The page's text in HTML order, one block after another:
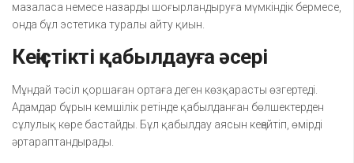
мазаласа немесе назарды шоғырландыруға мүмкіндік бермесе,
онда бұл эстетика туралы айту қиын.
Кеңістікті қабылдауға әсері
Мұндай тәсіл қоршаған ортаға деген көзқарасты өзгертеді.
Адамдар бұрын кемшілік ретінде қабылданған бөлшектерден
сұлулық көре бастайды. Бұл қабылдау аясын кеңейтіп, өмірді
әртараптандырады.